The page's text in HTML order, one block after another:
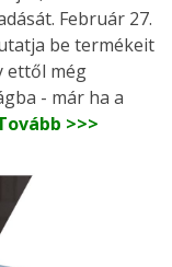
Február 27.
be termékeit
ettől még
- már ha a
>>>